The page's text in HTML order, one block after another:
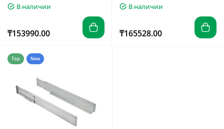
В наличии
₸153990.00
В наличии
₸165528.00
Top New